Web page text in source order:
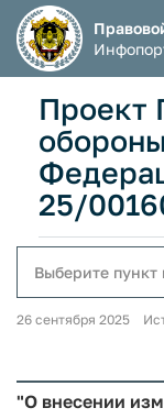
Проект
25/
Выберите
26 сентября 2025
"О внесении